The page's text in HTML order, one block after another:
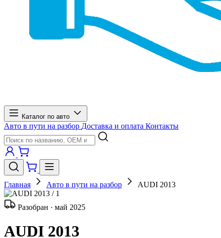
Каталог по авто
Авто в пути на разбор Доставка и оплата Контакты
Главная Авто в пути на разбор
AUDI 2013
/ 1
Разобран · май 2025
AUDI 2013